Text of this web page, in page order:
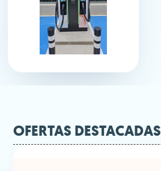
OFERTAS DESTACADAS